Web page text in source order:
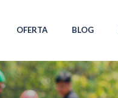
OFERTA BLOG